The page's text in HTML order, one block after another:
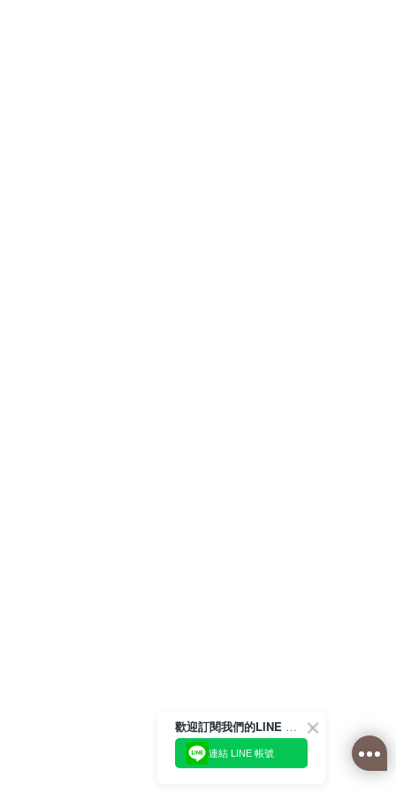
歡迎訂閱我們的LINE 官方帳號
連結 LINE 帳號